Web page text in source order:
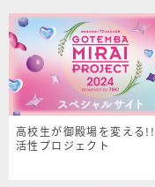
高校生が御殿場を変える
活性プロジェクト